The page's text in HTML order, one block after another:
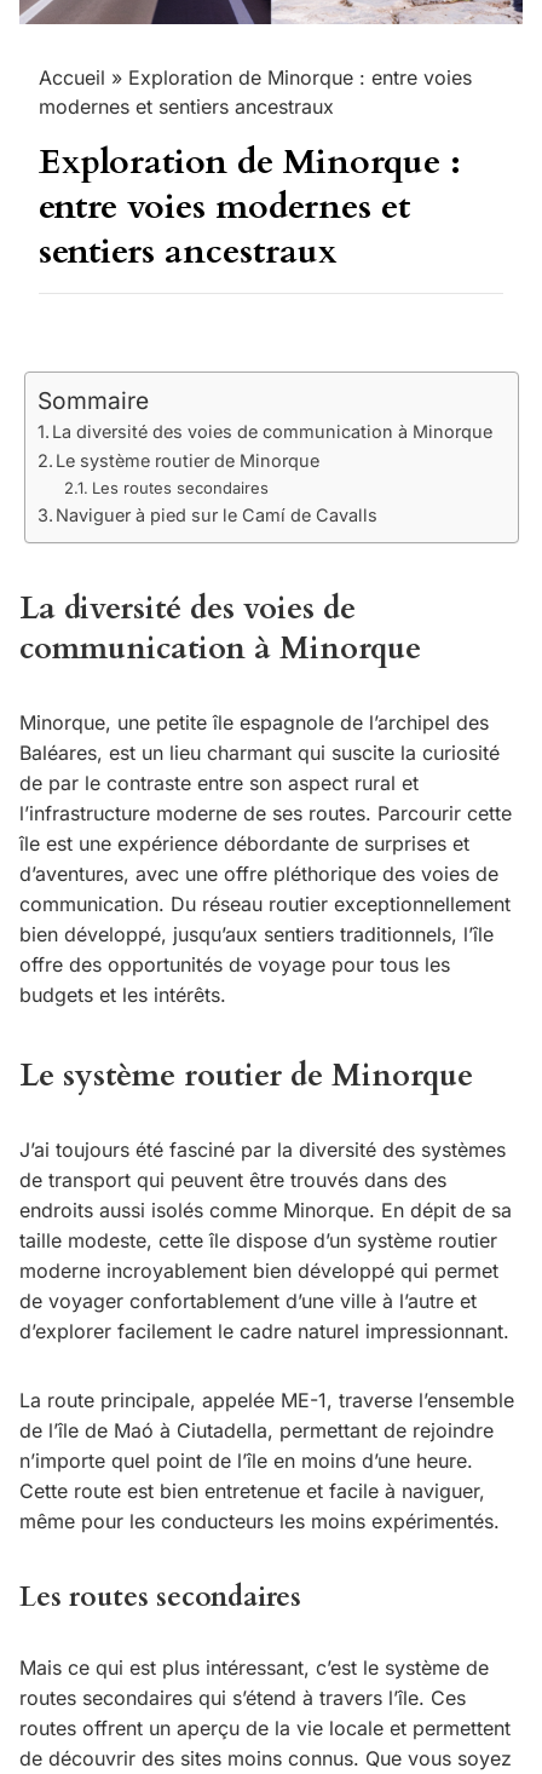
Accueil » Exploration de Minorque : entre voies
modernes et sentiers ancestraux
Exploration de Minorque :
entre voies modernes et
sentiers ancestraux
Sommaire
La diversité des voies de communication à Minorque
Le système routier de Minorque
Les routes secondaires
Naviguer à pied sur le Camí de Cavalls
La diversité des voies de
communication à Minorque
Minorque, une petite île espagnole de l’archipel des
Baléares, est un lieu charmant qui suscite la curiosité
de par le contraste entre son aspect rural et
l’infrastructure moderne de ses routes. Parcourir cette
île est une expérience débordante de surprises et
d’aventures, avec une offre pléthorique des voies de
communication. Du réseau routier exceptionnellement
bien développé, jusqu’aux sentiers traditionnels, l’île
offre des opportunités de voyage pour tous les
budgets et les intérêts.
Le système routier de Minorque
J’ai toujours été fasciné par la diversité des systèmes
de transport qui peuvent être trouvés dans des
endroits aussi isolés comme Minorque. En dépit de sa
taille modeste, cette île dispose d’un système routier
moderne incroyablement bien développé qui permet
de voyager confortablement d’une ville à l’autre et
d’explorer facilement le cadre naturel impressionnant.
La route principale, appelée ME-1, traverse l’ensemble
de l’île de Maó à Ciutadella, permettant de rejoindre
n’importe quel point de l’île en moins d’une heure.
Cette route est bien entretenue et facile à naviguer,
même pour les conducteurs les moins expérimentés.
Les routes secondaires
Mais ce qui est plus intéressant, c’est le système de
routes secondaires qui s’étend à travers l’île. Ces
routes offrent un aperçu de la vie locale et permettent
de découvrir des sites moins connus. Que vous soyez